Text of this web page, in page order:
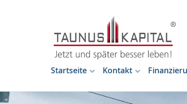
Startseite Kontakt